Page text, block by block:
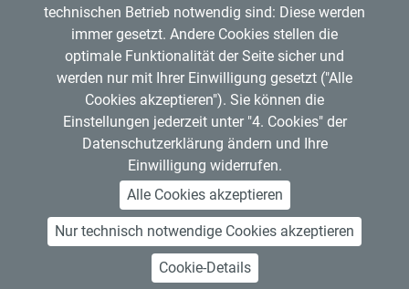
Regensburger Verkehrsverbund GmbH
VDV
Copyright © 2026 RVV
RVV-Kundenzentrum
Hemauerstr. 1, 93047 Regensburg
Telefon: 0941 20495555
Über den RVVKontaktImpressumDatenschutz
Art. 13 InformationspflichtenBarrierefreiheitOpen Data
technischen Betrieb notwendig sind: Diese werden
immer gesetzt. Andere Cookies stellen die
optimale Funktionalität der Seite sicher und
werden nur mit Ihrer Einwilligung gesetzt ("Alle
Cookies akzeptieren"). Sie können die
Einstellungen jederzeit unter "4. Cookies" der
Datenschutzerklärung ändern und Ihre
Einwilligung widerrufen.
Alle Cookies akzeptieren
Nur technisch notwendige Cookies akzeptieren
Cookie-Details